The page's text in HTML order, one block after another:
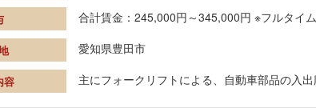
合計賃金：245,000円～345,000円 ※フルタイ
愛知県豊田市
容 主にフォークリフトによる、自動車部品の入